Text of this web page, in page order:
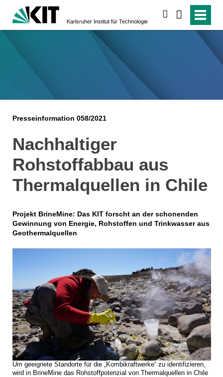
Karlsruher Institut für Technologie
Presseinformation 058/2021
Nachhaltiger
Rohstoffabbau aus
Thermalquellen in Chile
Projekt BrineMine: Das KIT forscht an der schonenden
Gewinnung von Energie, Rohstoffen und Trinkwasser aus
Geothermalquellen
Um geeignete Standorte für die „Kombikraftwerke“ zu identifizieren,
wird in BrineMine das Rohstoffpotenzial von Thermalquellen in Chile